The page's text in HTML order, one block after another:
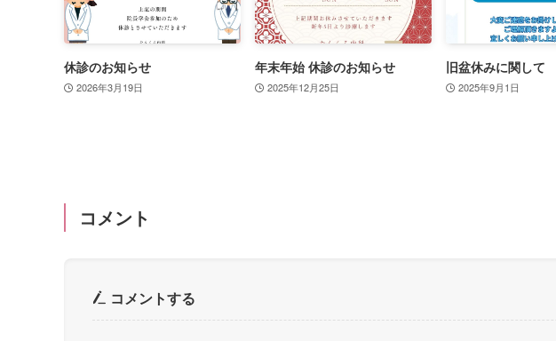
休診のお知らせ
2026年3月19日
年末年始 休診のお知らせ
2025年12月25日
旧盆休みに関して
2025年9月1日
コメント
コメントする